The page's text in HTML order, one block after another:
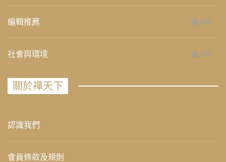
編輯推薦 236
社會與環境 235
關於禪天下
認識我們
會員條款及規則